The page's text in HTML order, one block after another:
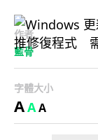
作者
藍骨
字體大小
AAA